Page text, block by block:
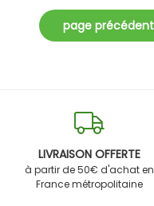
LIVRAISON OFFERTE
à partir de 50€ d'achat en
France métropolitaine